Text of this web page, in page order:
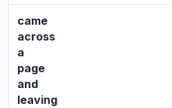
—
это
альтернативные
домены,
копируют
основно…
came
across
a
page
and
leaving